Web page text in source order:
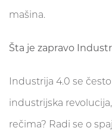
mašina.
Šta je zapravo
Industrija 4.0 se
industrijska
rečima? Radi se o